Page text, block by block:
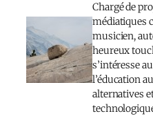
Chargé de
médiatiques
musicien,
heureux
s’intéresse
l’éducation
alternatives